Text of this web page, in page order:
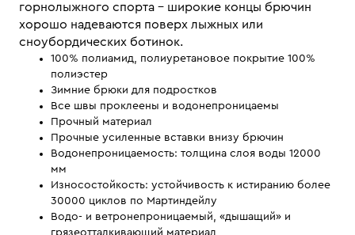
горнолыжного спорта – широкие концы брючин
хорошо надеваются поверх лыжных или
сноубордических ботинок.
100% полиамид, полиуретановое покрытие 100%
полиэстер
Зимние брюки для подростков
Все швы проклеены и водонепроницаемы
Прочный материал
Прочные усиленные вставки внизу брючин
Водонепроницаемость: толщина слоя воды 12000
мм
Износостойкость: устойчивость к истиранию более
30000 циклов по Мартиндейлу
Водо- и ветронепроницаемый, «дышащий» и
грязеотталкивающий материал